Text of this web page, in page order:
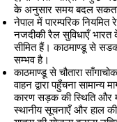
के अनुसार समय बदल
नेपाल में पारम्परिक नियमित
नजदीकी रैल सुविधाएँ भारत
सीमित हैं। काठमाण्डू से सडक
सम्भव है।
काठमाण्डू से चौतारा
वाहन द्वारा पहुँचना सामान्य
कारण सड़क की स्थिति और
स्थानीय सूचनाएँ और हाल